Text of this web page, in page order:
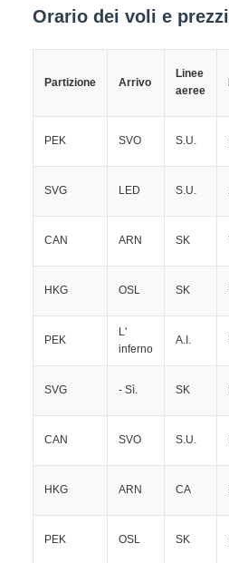
Orario dei voli e prezzi
Partizione Arrivo
Linee
aeree
PEK SVO S.U.
SVG LED S.U.
CAN ARN SK
HKG OSL SK
PEK
L'
inferno
A.I.
SVG - Sì. SK
CAN SVO S.U.
HKG ARN CA
PEK OSL SK